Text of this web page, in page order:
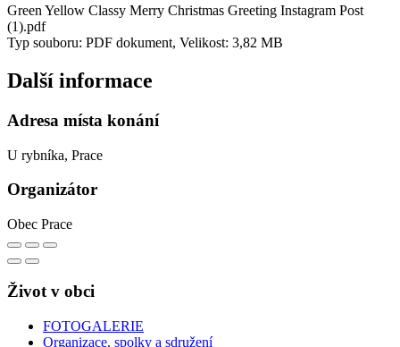
Green Yellow Classy Merry Christmas Greeting Instagram Post
(1).pdf
Typ souboru: PDF dokument, Velikost: 3,82 MB
Další informace
Adresa místa konání
U rybníka, Prace
Organizátor
Obec Prace
Život v obci
FOTOGALERIE
Organizace, spolky a sdružení